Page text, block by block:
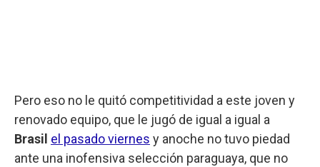
Pero eso no le quitó competitividad a este joven y
renovado equipo, que le jugó de igual a igual a
Brasil el pasado viernes y anoche no tuvo piedad
ante una inofensiva selección paraguaya, que no